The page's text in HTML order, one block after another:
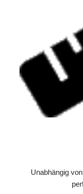
Unabhängig